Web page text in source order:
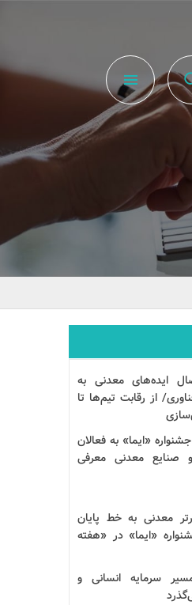
ایده‌های معدنی به
از رقابت تیم‌ها تا
«ایما» به فعالان
صنایع معدنی معرفی
برتر معدنی به خط پایان
«ایما» در «هفته
سرمایه انسانی و